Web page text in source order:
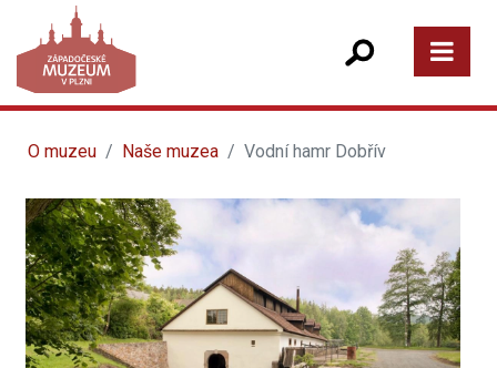
O muzeu Naše muzea Vodní hamr Dobřív